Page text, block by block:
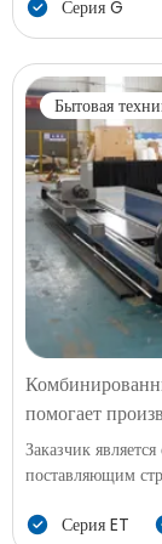
поддержки
компания
формата
стабильную
надежность при
Серия G
Бытовая
помогает
Заказчик
поставляющим
машины,Серия ET